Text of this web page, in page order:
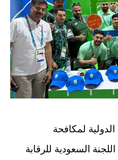
الدولية لمكافحة
السعودية للرقابة